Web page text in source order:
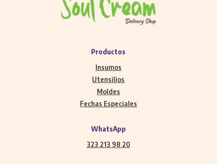
Productos
Insumos
Utensilios
Moldes
Fechas Especiales
WhatsApp
323 213 98 20